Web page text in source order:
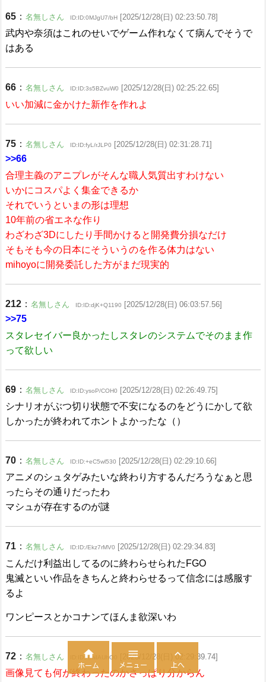
65 ： 名無しさん ID:ID:0MJgU7/bH [2025/12/28(日) 02:23:50.78]
武内や奈須はこれのせいでゲーム作れなくて病んでそうで
はある
66 ： 名無しさん ID:ID:3s5BZvuW0 [2025/12/28(日) 02:25:22.65]
いい加減に金かけた新作を作れよ
75 ： 名無しさん ID:ID:fyL/rJLP0 [2025/12/28(日) 02:31:28.71]
>>66
合理主義のアニプレがそんな職人気質出すわけない
いかにコスパよく集金できるか
それでいうといまの形は理想
10年前の省エネな作り
わざわざ3Dにしたり手間かけると開発費分損なだけ
そもそも今の日本にそういうのを作る体力はない
mihoyoに開発委託した方がまだ現実的
212 ： 名無しさん ID:ID:djK+Q1190 [2025/12/28(日) 06:03:57.56]
>>75
スタレセイバー良かったしスタレのシステムでそのまま作
って欲しい
69 ： 名無しさん ID:ID:ysoP/COH0 [2025/12/28(日) 02:26:49.75]
シナリオがぶつ切り状態で不安になるのをどうにかして欲
しかったが終われてホントよかったな（）
70 ： 名無しさん ID:ID:+eC5wl530 [2025/12/28(日) 02:29:10.66]
アニメのシュタゲみたいな終わり方するんだろうなぁと思
ったらその通りだったわ
マシュが存在するのが謎
71 ： 名無しさん ID:ID:/Ekz7rMV0 [2025/12/28(日) 02:29:34.83]
こんだけ利益出してるのに終わらせられたFGO
鬼滅といい作品をきちんと終わらせるって信念には感服す
るよ
ワンピースとかコナンてほんま欲深いわ
72 ： 名無しさん ID:ID:AmiIAUhO0 [2025/12/28(日) 02:29:39.74]
画像見ても何が終わったのかさっぱり分からん

ホーム

メニュー

上へ